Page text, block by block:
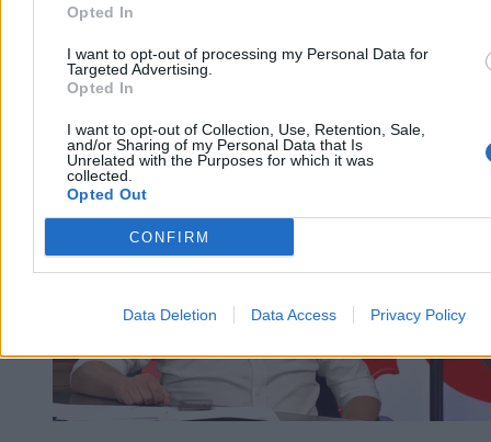
Opted In
I want to opt-out of processing my Personal Data for
Targeted Advertising.
Opted In
I want to opt-out of Collection, Use, Retention, Sale,
and/or Sharing of my Personal Data that Is
Unrelated with the Purposes for which it was
collected.
Opted Out
CONFIRM
Data Deletion Data Access Privacy Policy
Ministerstwo Edukacji NarodowejszkołaSzkoła. Teren prywatny
Zobacz również